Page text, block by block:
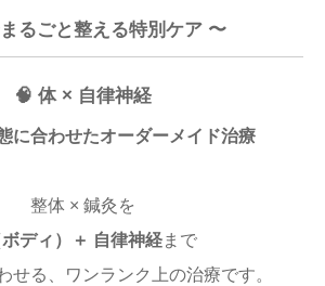
るごと整える特別ケア 〜
🧠 体 × 自律神経
に合わせたオーダーメイド治療
整体 × 鍼灸を
ディ）＋ 自律神経まで
せる、ワンランク上の治療です。